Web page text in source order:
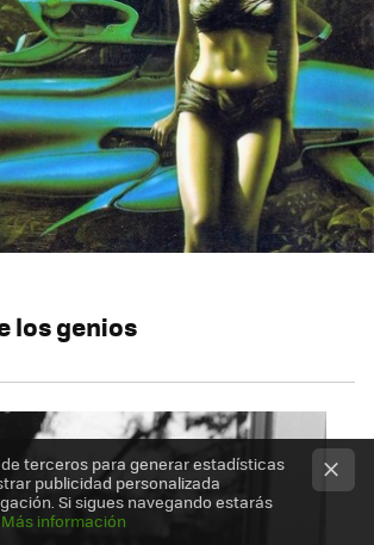
los genios
terceros para generar estadísticas
publicidad personalizada
Si sigues navegando estarás
Más información